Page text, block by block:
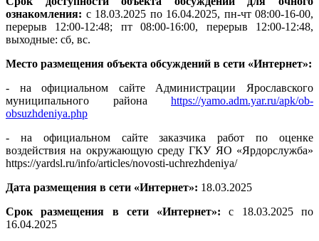
ознакомления: с 18.03.2025 по 16.04.2025, пн-чт 08:00-16-00,
перерыв 12:00-12:48; пт 08:00-16:00, перерыв 12:00-12:48,
выходные: сб, вс.
Место размещения объекта обсуждений в сети «Интернет»:
- на официальном сайте Администрации Ярославского
муниципального района https://yamo.adm.yar.ru/apk/ob-
obsuzhdeniya.php
- на официальном сайте заказчика работ по оценке
воздействия на окружающую среду ГКУ ЯО «Ярдорслужба»
https://yardsl.ru/info/articles/novosti-uchrezhdeniya/
Дата размещения в сети «Интернет»: 18.03.2025
Срок размещения в сети «Интернет»:с 18.03.2025 по
16.04.2025